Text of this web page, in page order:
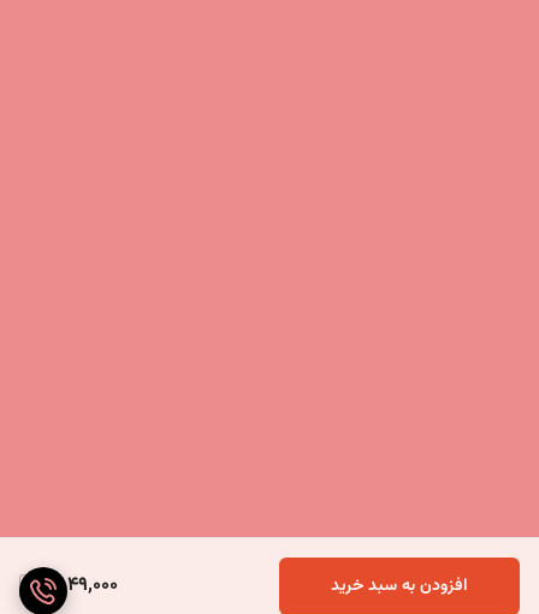
2,049,000 افزودن به سبد خرید